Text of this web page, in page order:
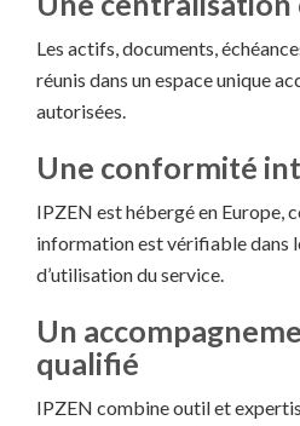
Les actifs, documents,
réunis dans un espace unique
autorisées.
Une conformité
IPZEN est hébergé en Europe,
information est vérifiable dans
d’utilisation du service.
Un
qualifié
IPZEN combine outil et